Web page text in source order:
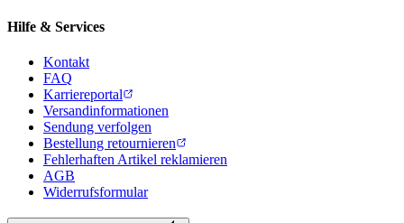
Hilfe & Services
Kontakt
FAQ
Karriereportal
Versandinformationen
Sendung verfolgen
Bestellung retournieren
Fehlerhaften Artikel reklamieren
AGB
Widerrufsformular